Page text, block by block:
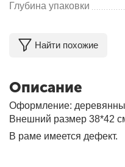
Глубина упаковки
Найти похожие
Описание
Оформление:
Внешний размер 38*42
В раме имеется дефект.